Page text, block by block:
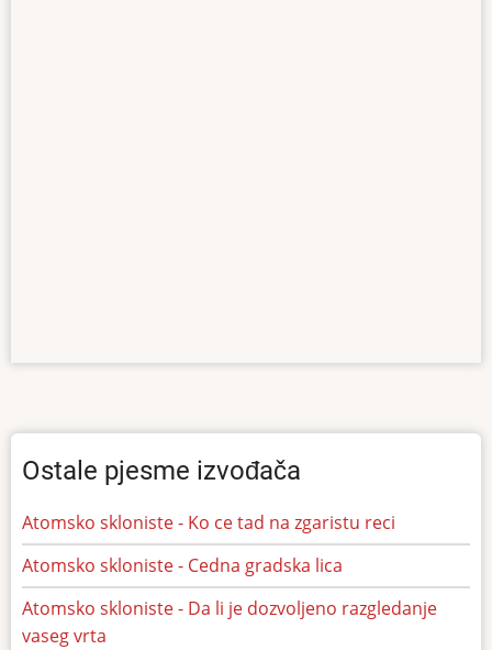
Ostale pjesme izvođača
Atomsko skloniste - Ko ce tad na zgaristu reci
Atomsko skloniste - Cedna gradska lica
Atomsko skloniste - Da li je dozvoljeno razgledanje
vaseg vrta